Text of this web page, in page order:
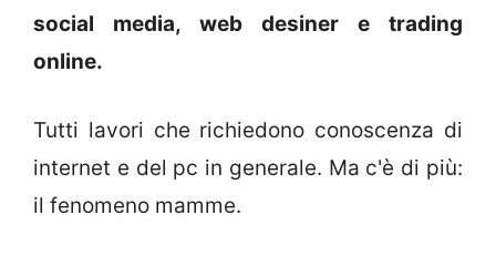
social media, web desiner e trading
online.
Tutti lavori che richiedono conoscenza di
internet e del pc in generale. Ma c'è di più:
il fenomeno mamme.